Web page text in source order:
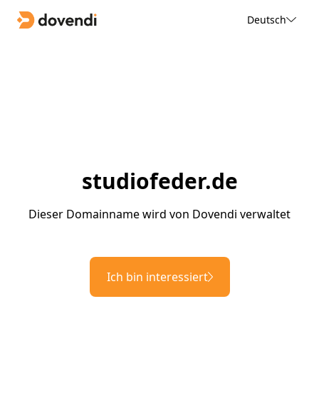
Deutsch
studiofeder.de
Dieser Domainname wird von Dovendi verwaltet
Ich bin interessiert